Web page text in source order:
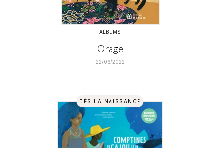
ALBUMS
Orage
22/06/2022
DÈS LA NAISSANCE